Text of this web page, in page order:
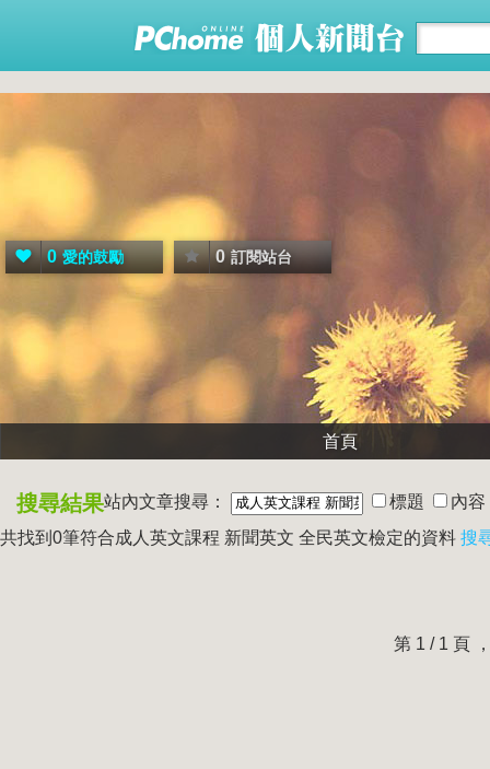
0 愛的鼓勵 0 訂閱站台
首頁
搜尋結果站內文章搜尋： 標題
內容
共找到0筆符合成人英文課程 新聞英文 全民英文檢定的資料 搜
第 1 / 1